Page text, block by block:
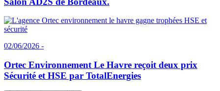
02/06/2026 -
Ortec Environnement Le Havre reçoit deux prix
Sécurité et HSE par TotalEnergies